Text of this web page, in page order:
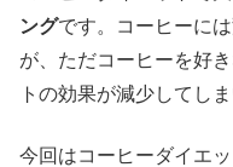
ングです。コーヒーに
が、ただコーヒーを好
トの効果が減少してしま
今回はコーヒーダイエ